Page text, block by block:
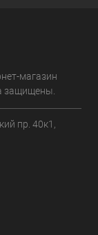
магазин
защищены.
пр. 40к1,